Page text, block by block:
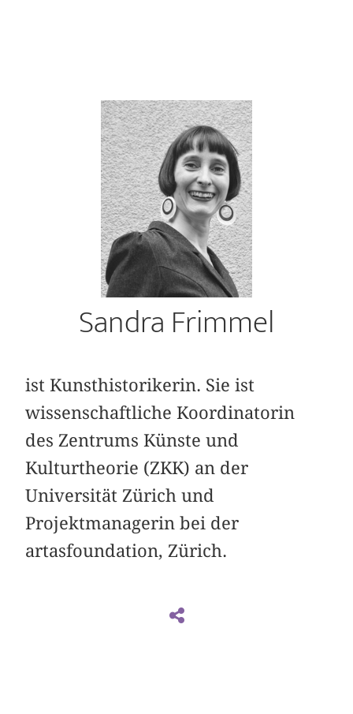
Sandra Frimmel
ist Kunsthistorikerin. Sie ist
wissenschaftliche Koordinatorin
des Zentrums Künste und
Kulturtheorie (ZKK) an der
Universität Zürich und
Projektmanagerin bei der
artasfoundation, Zürich.